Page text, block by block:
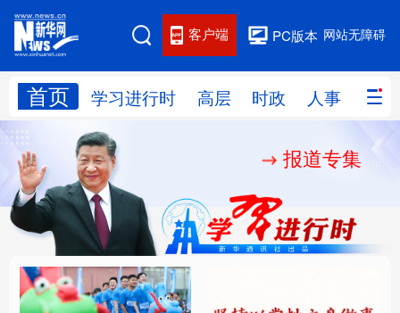
网站无障碍
PC版本
客户端
首页 学习进行时 高层 时政 人事 国际
网站地图
学习进行时 人事
国际 财经 网评
思客智库 全球连线 教育
科技 科创
报道专集